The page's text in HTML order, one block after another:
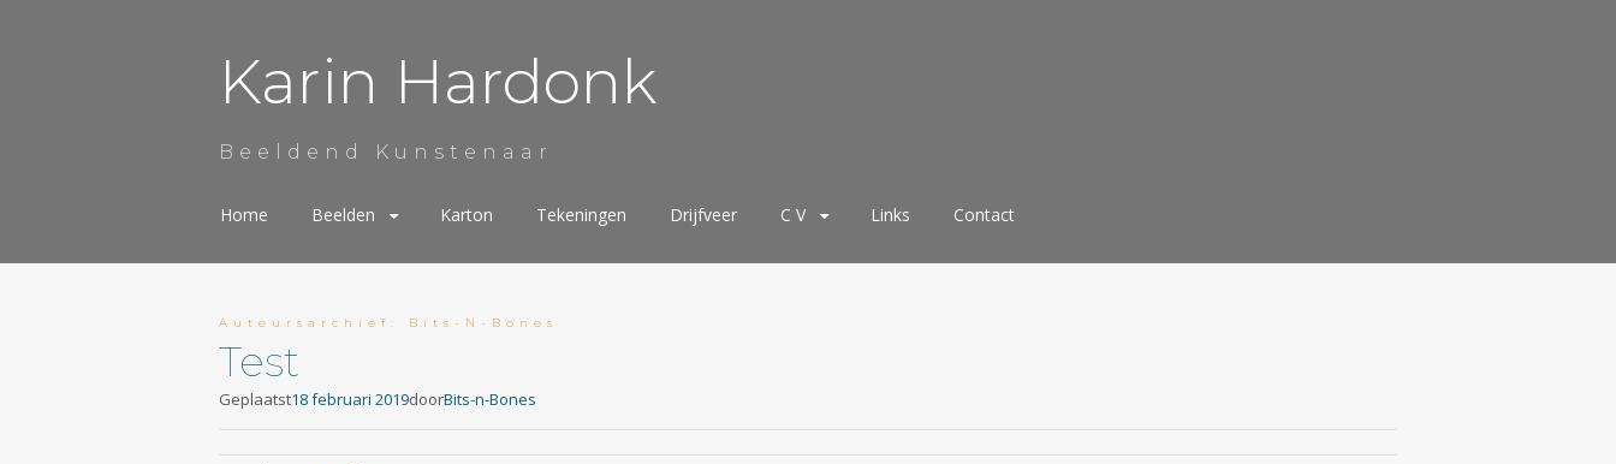
Karin Hardonk
Beeldend Kunstenaar
Spring
de
Home Beelden Karton Tekeningen Drijfveer C V Links Contact
Auteursarchief: Bits-N-Bones
Test
Geplaatst18 februari 2019doorBits-n-Bones